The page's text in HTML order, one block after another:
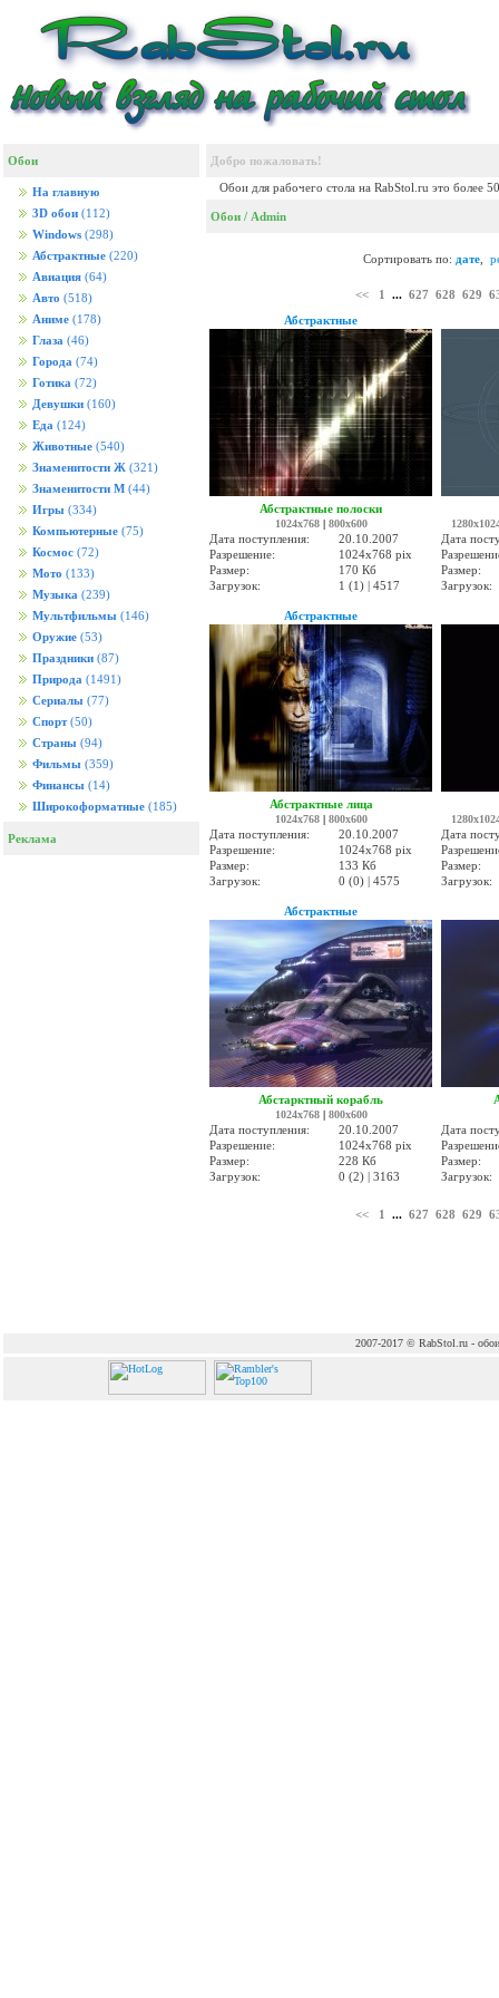
Обои
На главную
3D обои (112)
Windows (298)
Абстрактные (220)
Авиация (64)
Авто (518)
Аниме (178)
Глаза (46)
Города (74)
Готика (72)
Девушки (160)
Еда (124)
Животные (540)
Знаменитости Ж (321)
Знаменитости М (44)
Игры (334)
Компьютерные (75)
Космос (72)
Мото (133)
Музыка (239)
Мультфильмы (146)
Оружие (53)
Праздники (87)
Природа (1491)
Сериалы (77)
Спорт (50)
Страны (94)
Фильмы (359)
Финансы (14)
Широкоформатные (185)
Реклама
Добро пожаловать!
Обои для рабочего стола на RabStol.ru это более
Обои / Admin
Сортировать по: дате
<< 1 ... 627 628 629
Абстрактные
Абстрактные полоски
1024x768| 800x600
Дата поступления:
20.10.2007
Разрешение:
1024x768 pix
Размер:
170 Кб
Загрузок:
1 (1) | 4517
Дата
Размер:
Загрузок:
Абстрактные
Абстрактные лица
1024x768| 800x600
Дата поступления:
20.10.2007
Разрешение:
1024x768 pix
Размер:
133 Кб
Загрузок:
0 (0) | 4575
Дата
Размер:
Загрузок:
Абстрактные
Абстарктный корабль
1024x768| 800x600
Дата поступления:
20.10.2007
Разрешение:
1024x768 pix
Размер:
228 Кб
Загрузок:
0 (2) | 3163
Дата
Размер:
Загрузок:
<< 1 ... 627 628 629
2007-2017 © RabStol.ru - обои